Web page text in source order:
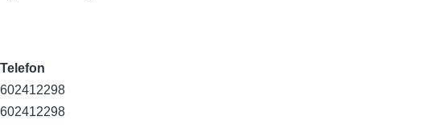
Telefon
602412298
602412298